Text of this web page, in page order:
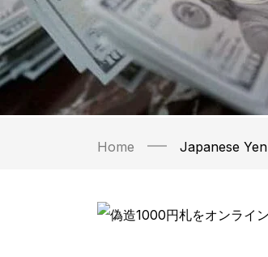
Home Japanese Yen